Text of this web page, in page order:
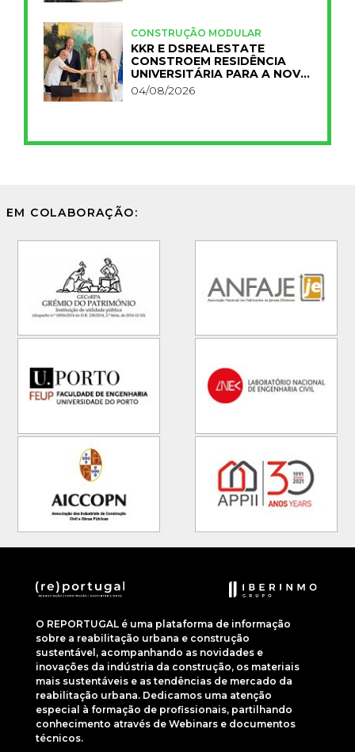
CONSTRUÇÃO MODULAR
KKR E DSREALESTATE
CONSTROEM RESIDÊNCIA
UNIVERSITÁRIA PARA A NOVA
FCT
04/08/2026
EM COLABORAÇÃO:
O REPORTUGAL é uma plataforma de informação
sobre a reabilitação urbana e construção
sustentável, acompanhando as novidades e
inovações da indústria da construção, os materiais
mais sustentáveis e as tendências de mercado da
reabilitação urbana. Dedicamos uma atenção
especial à formação de profissionais, partilhando
conhecimento através de Webinars e documentos
técnicos.